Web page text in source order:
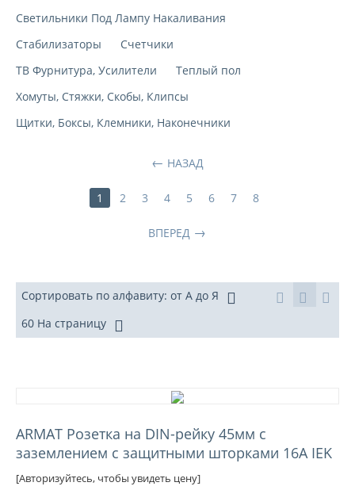
Светильники Под Лампу Накаливания
Стабилизаторы
Счетчики
ТВ Фурнитура, Усилители
Теплый пол
Хомуты, Стяжки, Скобы, Клипсы
Щитки, Боксы, Клемники, Наконечники
НАЗАД
1 2 3 4 5 6 7 8
ВПЕРЕД
Сортировать по алфавиту: от А до Я
60 На страницу
ARMAT Розетка на DIN-рейку 45мм с
заземлением с защитными шторками 16А IEK
[Авторизуйтесь, чтобы увидеть цену]